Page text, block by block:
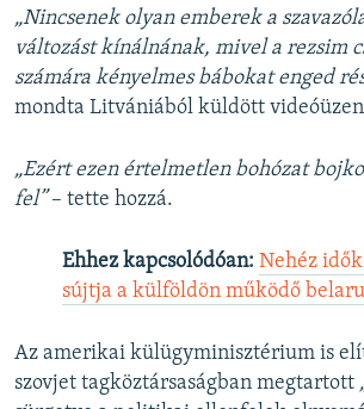
„Nincsenek olyan emberek a
változást kínálnának, mivel a rezsim
számára kényelmes bábokat enged
mondta Litvániából küldött
„Ezért ezen értelmetlen bohózat
fel”– tette hozzá.
Ehhez kapcsolódóan: Nehéz
sújtja a külföldön működő
Az amerikai külügyminisztérium is
szovjet tagköztársaságban megtartott